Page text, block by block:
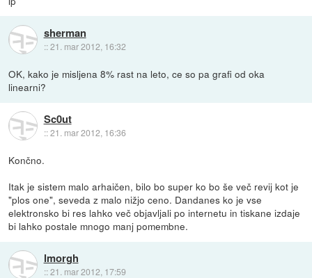
sherman
::21. mar 2012, 16:32
OK, kako je misljena 8% rast na leto, ce so pa grafi od oka
linearni?
Sc0ut
::21. mar 2012, 16:36
Končno.
Itak je sistem malo arhaičen, bilo bo super ko bo še več revij kot je
"plos one", seveda z malo nižjo ceno. Dandanes ko je vse
elektronsko bi res lahko več objavljali po internetu in tiskane izdaje
bi lahko postale mnogo manj pomembne.
lmorgh
::21. mar 2012, 17:59